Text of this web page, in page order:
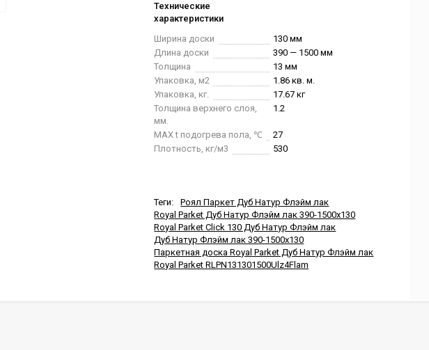
Технические
характеристики
Ширина доски
130 мм
Длина доски
390 — 1500 мм
Толщина
13 мм
Упаковка, м2
1.86 кв. м.
Упаковка, кг.
17.67 кг
Толщина верхнего слоя,
мм.
1.2
MAX t подогрева пола, ℃
27
Плотность, кг/м3
530
Теги:
Роял Паркет Дуб Натур Флэйм лак
Royal Parket Дуб Натур Флэйм лак 390-1500x130
Royal Parket Click 130 Дуб Натур Флэйм лак
Дуб Натур Флэйм лак 390-1500x130
Паркетная доска Royal Parket Дуб Натур Флэйм лак
Royal Parket RLPN131301500Ulz4Flam